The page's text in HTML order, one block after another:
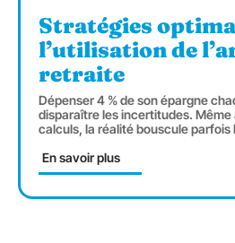
Stratégies
l’utilisation de
retraite
Dépenser 4 % de son épargne
disparaître les incertitudes. Même
calculs, la réalité bouscule parfois
En savoir plus